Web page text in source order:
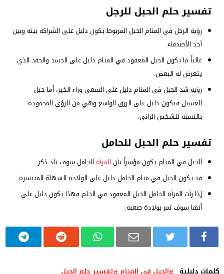
تفسير حلم الحبل للرجل
رؤية الرجل في المنام الحبل المربوط يكون دليل على الشراكة بينه وبين
أحد الأصدقاء.
غالباً ما يكون الحبل المعقود في المنام دليل على الحسد والحقد الذي
يتعرض له البعض.
رؤية شد الحبل في المنام دليل على السعي وراء الخير، أما حبل
الغسيل فيكون دليل على الرزق الواسع وهي من الرؤى المحمودة
بالنسبة للشخص الرائي.
تفسير حلم الحبل للحامل
الحبل في المنام يكون مؤشراً بأن المرأةالحامل سوف تلد ذكر.
قد يكون الحبل في منام الحامل دليل على الولادة السهلة المتيسرة.
إذا رأت المرأة الحامل الحبل المعقود في الحلم فهذا يكون دليل على
أنها سوف تمر بولادة صعبة.
كلمات دليلية الحبل في المنام تفسير حلم الحبل